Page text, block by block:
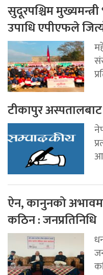
सुदूरपश्चिम
उपाधि एपीएफले
टीकापुर
ऐन, कानुनको
कठिन : जनप्रतिनिधि